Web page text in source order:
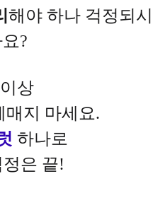
해야 하나 걱정되시
?
상
매지 마세요.
하나로
은 끝!